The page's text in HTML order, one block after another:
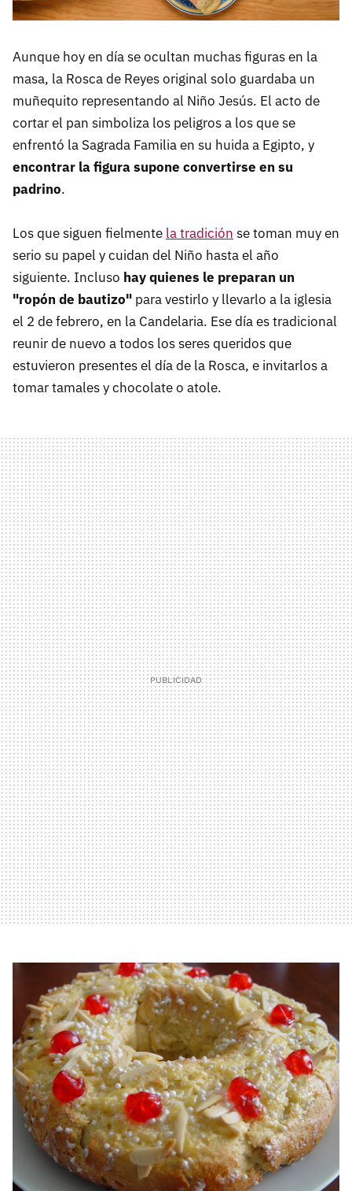
Aunque hoy en día se ocultan muchas figuras en la
masa, la Rosca de Reyes original solo guardaba un
muñequito representando al Niño Jesús. El acto de
cortar el pan simboliza los peligros a los que se
enfrentó la Sagrada Familia en su huida a Egipto, y
encontrar la figura supone convertirse en su
padrino.
Los que siguen fielmente la tradición se toman muy en
serio su papel y cuidan del Niño hasta el año
siguiente. Incluso hay quienes le preparan un
"ropón de bautizo" para vestirlo y llevarlo a la iglesia
el 2 de febrero, en la Candelaria. Ese día es tradicional
reunir de nuevo a todos los seres queridos que
estuvieron presentes el día de la Rosca, e invitarlos a
tomar tamales y chocolate o atole.